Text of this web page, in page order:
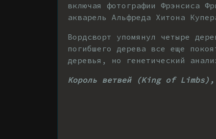
включая фотографии Фрэнсиса
акварель Альфреда Хитона
Вордсворт упомянул четыре
погибшего дерева все еще
деревья, но генетический
Король ветвей (King of Limbs),